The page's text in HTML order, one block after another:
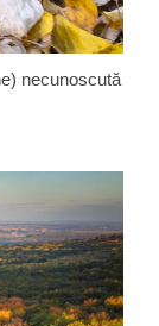
necunoscută